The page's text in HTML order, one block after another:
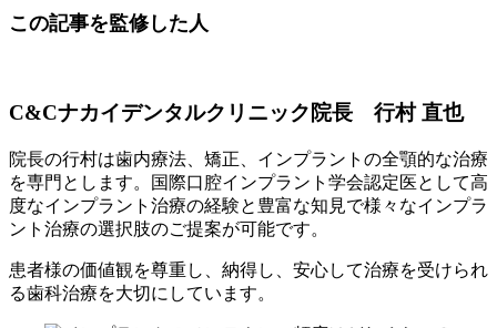
この記事を監修した人
C&Cナカイデンタルクリニック院長 行村 直也
院長の行村は歯内療法、矯正、インプラントの全顎的な治療
を専門とします。国際口腔インプラント学会認定医として高
度なインプラント治療の経験と豊富な知見で様々なインプラ
ント治療の選択肢のご提案が可能です。
患者様の価値観を尊重し、納得し、安心して治療を受けられ
る歯科治療を大切にしています。